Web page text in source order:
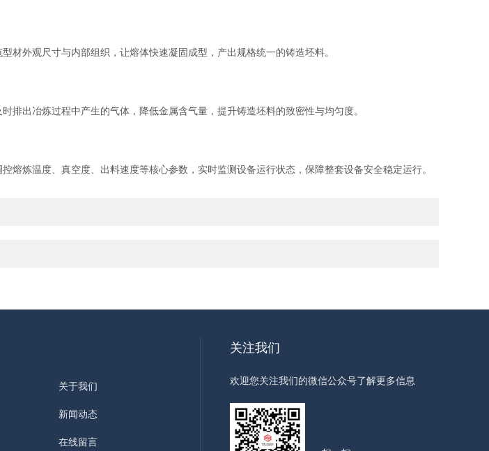
外观尺寸与内部组织，让熔体快速凝固成型，产出规格统一的铸造坯料。
出冶炼过程中产生的气体，降低金属含气量，提升铸造坯料的致密性与均匀度。
炼温度、真空度、出料速度等核心参数，实时监测设备运行状态，保障整套设备安全稳定运行。
关于我们
新闻动态
在线留言
关注我们
欢迎您关注我们的微信公众号了解更多信息